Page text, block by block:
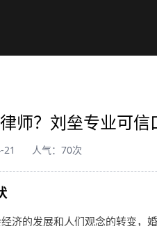
师？刘垒专业可信
21 人气：70次
济的发展和人们观念的转变，